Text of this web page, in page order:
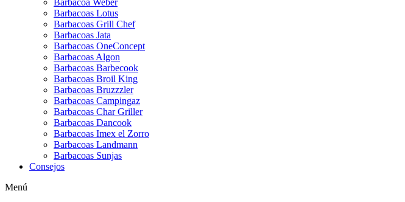
Barbacoa Weber
Barbacoas Lotus
Barbacoas Grill Chef
Barbacoas Jata
Barbacoas OneConcept
Barbacoas Algon
Barbacoas Barbecook
Barbacoas Broil King
Barbacoas Bruzzzler
Barbacoas Campingaz
Barbacoas Char Griller
Barbacoas Dancook
Barbacoas Imex el Zorro
Barbacoas Landmann
Barbacoas Sunjas
Consejos
Menú